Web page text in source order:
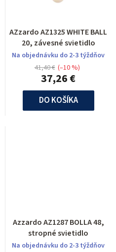
AZzardo AZ1325 WHITE BALL
20, závesné svietidlo
Na objednávku do 2-3 týždňov
37,26 €
41,40 € (–10 %)
DO KOŠÍKA
Azzardo AZ1287 BOLLA 48,
stropné svietidlo
Na objednávku do 2-3 týždňov